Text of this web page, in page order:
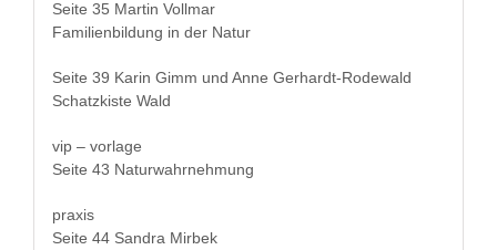
Seite 35 Mar­tin Vollmar
Fam­i­lien­bil­dung in der Natur
Seite 39 Karin Gimm und Anne Gerhardt-Rodewald
Schatzk­iste Wald
vip – vorlage
Seite 43 Naturwahrnehmung
prax­is
Seite 44 San­dra Mirbek